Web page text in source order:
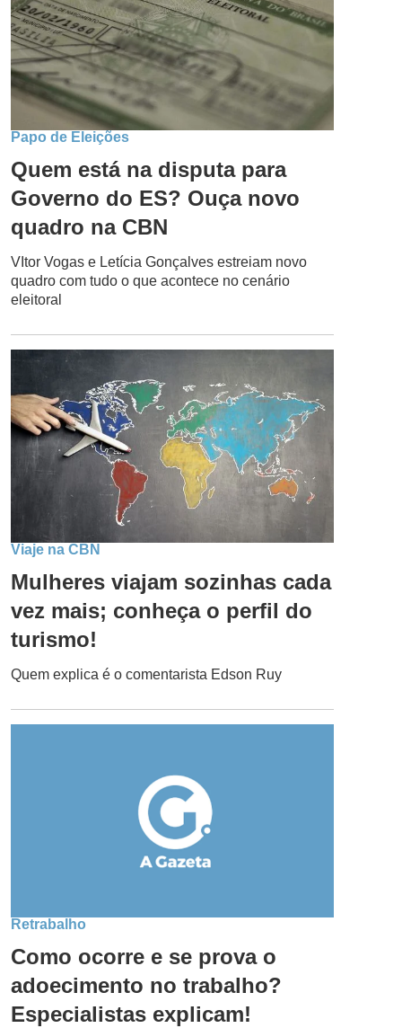
Papo de Eleições
Quem está na disputa para
Governo do ES? Ouça novo
quadro na CBN
VItor Vogas e Letícia Gonçalves estreiam novo
quadro com tudo o que acontece no cenário
eleitoral
Viaje na CBN
Mulheres viajam sozinhas cada
vez mais; conheça o perfil do
turismo!
Quem explica é o comentarista Edson Ruy
Retrabalho
Como ocorre e se prova o
adoecimento no trabalho?
Especialistas explicam!